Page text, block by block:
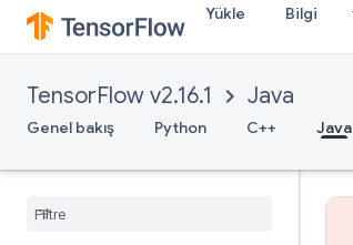
Yükle Bilgi
TensorFlow v2.16.1 Java
Genel bakış Python C++ Java
TensorListFromTensor
TensorListGather
TensorListGetItem
TensorListPopBack
Tensor